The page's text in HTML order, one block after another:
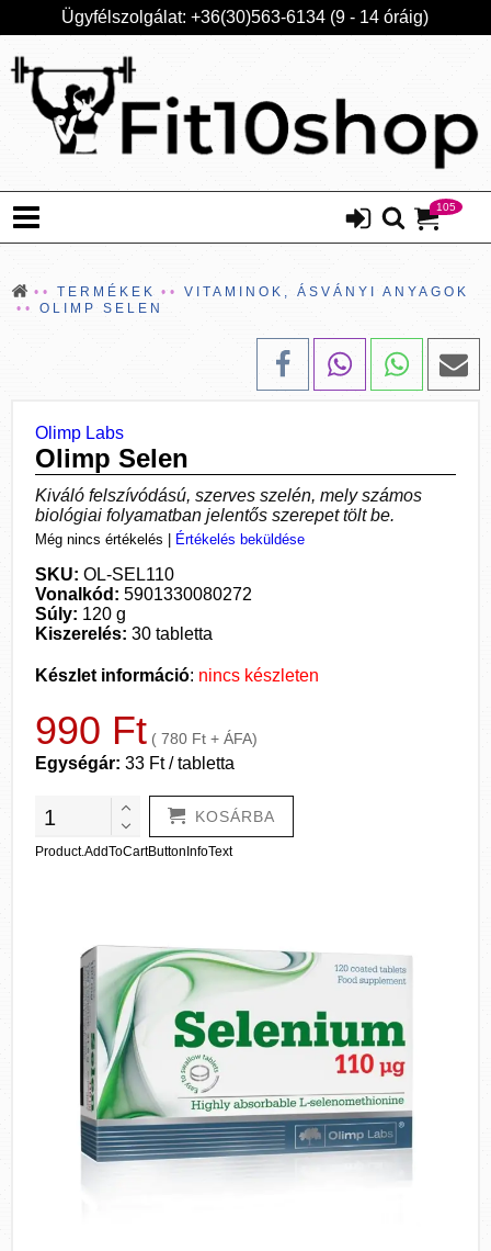
Ügyfélszolgálat: +36(30)563-6134 (9 - 14 óráig)
105
TERMÉKEK
VITAMINOK, ÁSVÁNYI ANYAGOK
OLIMP SELEN
Olimp Labs
Olimp Selen
Kiváló felszívódású, szerves szelén, mely számos
biológiai folyamatban jelentős szerepet tölt be.
Még nincs értékelés Értékelés beküldése
SKU: OL-SEL110
Vonalkód: 5901330080272
Súly: 120 g
Kiszerelés: 30 tabletta
Készlet információ: nincs készleten
990 Ft ( 780 Ft + ÁFA)
Egységár: 33 Ft / tabletta
KOSÁRBA
Product.AddToCartButtonInfoText